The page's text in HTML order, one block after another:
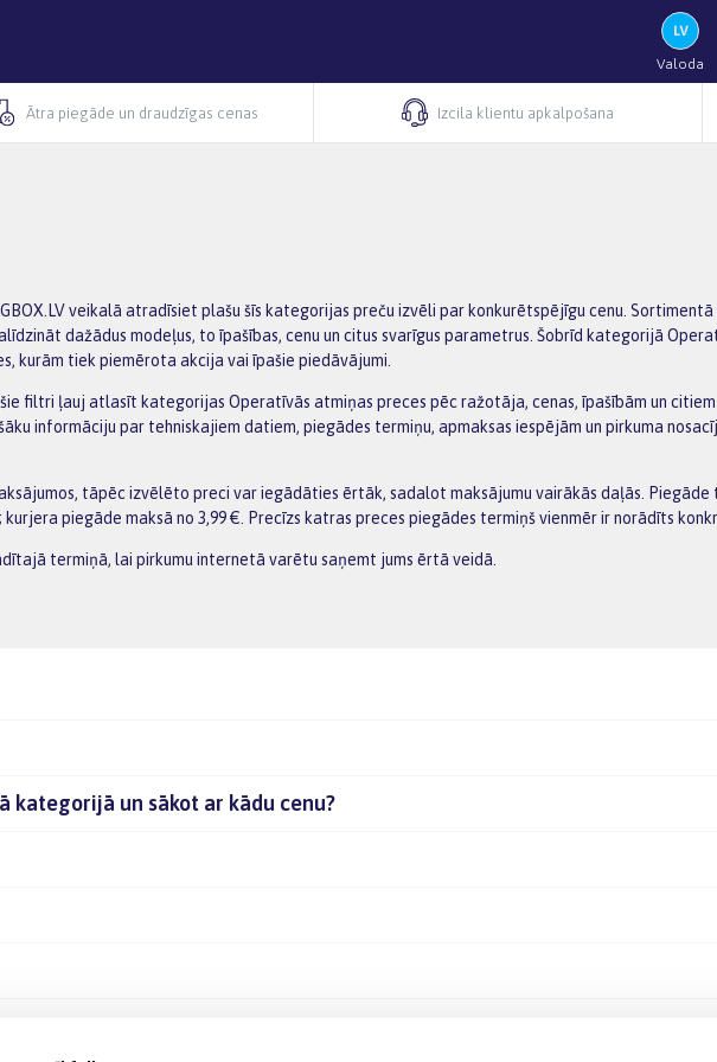
Valoda
Ātra piegāde un draudzīgas cenas Izcila klientu apkalpošana
veikalā atradīsiet plašu šīs kategorijas preču izvēli par konkurētspējīgu cenu.
dažādus modeļus, to īpašības, cenu un citus svarīgus parametrus. Šobrīd kategorijā
kurām tiek piemērota akcija vai īpašie piedāvājumi.
filtri ļauj atlasīt kategorijas Operatīvās atmiņas preces pēc ražotāja, cenas, īpašībām un
informāciju par tehniskajiem datiem, piegādes termiņu, apmaksas iespējām un pirkuma
tāpēc izvēlēto preci var iegādāties ērtāk, sadalot maksājumu vairākās daļās.
piegāde maksā no 3,99 €. Precīzs katras preces piegādes termiņš vienmēr ir norādīts
termiņā, lai pirkumu internetā varētu saņemt jums ērtā veidā.
kategorijā un sākot ar kādu cenu?